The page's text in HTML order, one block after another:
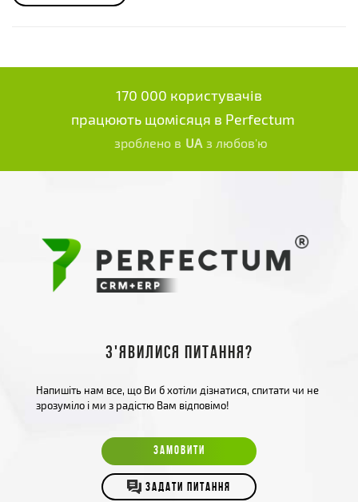
170 000 користувачів
працюють щомісяця в Perfectum
зроблено в UA з любов'ю
З'явилися питання?
Напишіть нам все, що Ви б хотіли дізнатися, спитати чи не
зрозуміло і ми з радістю Вам відповімо!
ЗАМОВИТИ
ЗАДАТИ ПИТАННЯ